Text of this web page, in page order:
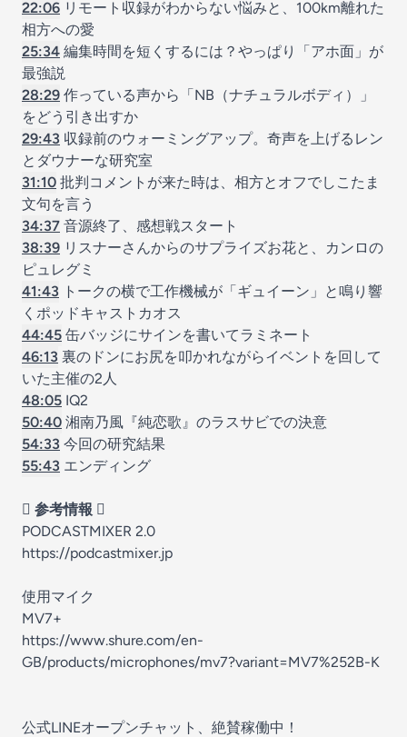
22:06 リモート収録がわからない悩みと、100km離れた
相方への愛
25:34 編集時間を短くするには？やっぱり「アホ面」が
最強説
28:29 作っている声から「NB（ナチュラルボディ）」
をどう引き出すか
29:43 収録前のウォーミングアップ。奇声を上げるレン
とダウナーな研究室
31:10 批判コメントが来た時は、相方とオフでしこたま
文句を言う
34:37 音源終了、感想戦スタート
38:39 リスナーさんからのサプライズお花と、カンロの
ピュレグミ
41:43 トークの横で工作機械が「ギュイーン」と鳴り響
くポッドキャストカオス
44:45 缶バッジにサインを書いてラミネート
46:13 裏のドンにお尻を叩かれながらイベントを回して
いた主催の2人
48:05 IQ2
50:40 湘南乃風『純恋歌』のラスサビでの決意
54:33 今回の研究結果
55:43 エンディング
🫟 参考情報 🫟
PODCASTMIXER 2.0
https://podcastmixer.jp
使用マイク
MV7+
https://www.shure.com/en-
GB/products/microphones/mv7?variant=MV7%252B-K
公式LINEオープンチャット、絶賛稼働中！